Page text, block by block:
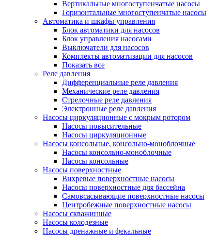
Вертикальные многоступенчатые насосы
Горизонтальные многоступенчатые насосы
Автоматика и шкафы управления
Блок автоматики для насосов
Блок управления насосами
Выключатели для насосов
Комплекты автоматизации для насосов
Показать все
Реле давления
Дифференциальные реле давления
Механические реле давления
Стрелочные реле давления
Электронные реле давления
Насосы циркуляционные с мокрым ротором
Насосы повысительные
Насосы циркуляционные
Насосы консольные, консольно-моноблочные
Насосы консольно-моноблочные
Насосы консольные
Насосы поверхностные
Вихревые поверхностные насосы
Насосы поверхностные для бассейна
Самовсасывающие поверхностные насосы
Центробежные поверхностные насосы
Насосы скважинные
Насосы колодезные
Насосы дренажные и фекальные